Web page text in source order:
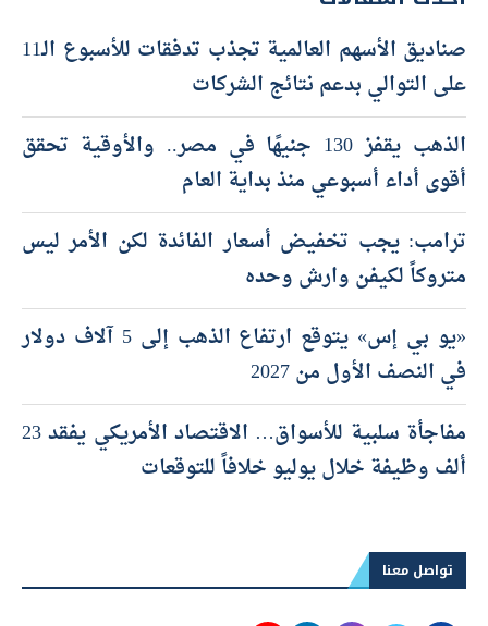
صناديق الأسهم العالمية تجذب تدفقات للأسبوع الـ11
على التوالي بدعم نتائج الشركات
الذهب يقفز 130 جنيهًا في مصر.. والأوقية تحقق
أقوى أداء أسبوعي منذ بداية العام
ترامب: يجب تخفيض أسعار الفائدة لكن الأمر ليس
متروكاً لكيفن وارش وحده
«يو بي إس» يتوقع ارتفاع الذهب إلى 5 آلاف دولار
في النصف الأول من 2027
مفاجأة سلبية للأسواق… الاقتصاد الأمريكي يفقد 23
ألف وظيفة خلال يوليو خلافاً للتوقعات
تواصل معنا